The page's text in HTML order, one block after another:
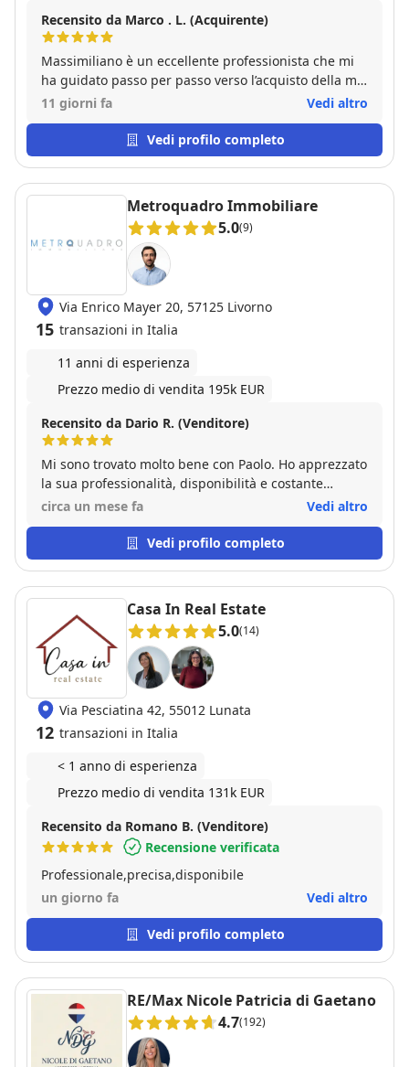
Recensito da Marco . L. (Acquirente)
Massimiliano è un eccellente professionista che mi
ha guidato passo per passo verso l’acquisto della mia
attuale dimora. Lo consiglio a tutti quelli che cercano
11 giorni fa Vedi altro
Vedi profilo completo
Metroquadro Immobiliare
5.0(9)
Via Enrico Mayer 20, 57125 Livorno
15 transazioni in Italia
11 anni di esperienza
Prezzo medio di vendita 195k EUR
Recensito da Dario R. (Venditore)
Mi sono trovato molto bene con Paolo. Ho apprezzato
la sua professionalità, disponibilità e costante
presenza durante tutto il percorso della
è dimostrato affidabile e attento, offrendo un
supporto concreto e puntuale. Ho trovato positivo il
grande capacità di gestione delle varie fasi che fa
davvero la differenza in questo settore. Esperienza
molto soddisfacente, lo consiglio senza esitazione.
circa un mese fa Vedi altro
Vedi profilo completo
Casa In Real Estate
5.0(14)
Via Pesciatina 42, 55012 Lunata
12 transazioni in Italia
< 1 anno di esperienza
Prezzo medio di vendita 131k EUR
Recensito da Romano B. (Venditore)
Recensione verificata
Professionale,precisa,disponibile
un giorno fa
Vedi altro
Vedi profilo completo
RE/Max Nicole Patricia di Gaetano
4.7(192)